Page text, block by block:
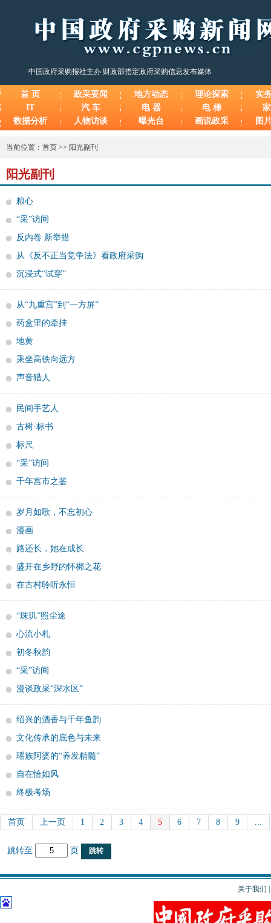
中国政府采购报社主办 财政部指定政府采购信息发布媒体
首 页 政采要闻 地方动态 理论探索
实
IT
汽 车 电 器 电 梯
数据分析
人物访谈 曝光台 画说政采 图
当前位置： 首页 >> 阳光副刊
阳光副刊
粮心
“采”访间
反内卷 新举措
从《反不正当竞争法》看政府采购
沉浸式“试穿”
从“九重宫”到“一方屏”
药盒里的牵挂
地黄
乘坐高铁向远方
声音猎人
民间手艺人
古树·标书
标尺
“采”访间
千年宫市之鉴
岁月如歌，不忘初心
漫画
路还长，她在成长
盛开在乡野的怀梆之花
在古村聆听永恒
“珠玑”照尘途
心流小札
初冬秋韵
“采”访间
漫谈政采“深水区”
绍兴的酒香与千年鱼韵
文化传承的底色与未来
瑶族阿婆的“养发精髓”
自在恰如风
终极考场
首页 上一页 1 2 3 4 5 6 7 8 9 ...
跳转至 页
关于我们